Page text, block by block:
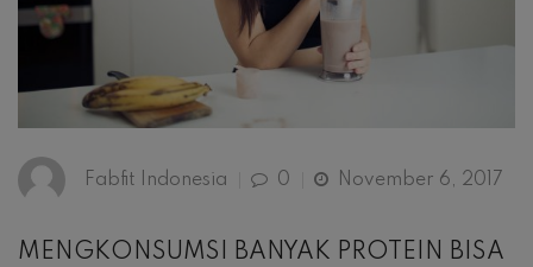
Fabfit Indonesia 0 November 6, 2017
MENGKONSUMSI BANYAK PROTEIN BISA